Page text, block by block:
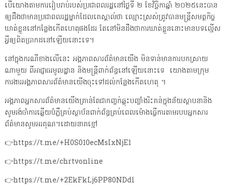
បើយោងតាមការរៀបរាប់របស់ប្រជាពលរដ្ឋនៅថ្ងៃទី ២ ខែវិច្ឆិកាឆ្នាំ ២០២៥នេះបាន
ឲ្យដឹងថាមានប្រជាពលរដ្ឋម្នាក់ដែលគេស្គាល់ថា ឈ្មោះស្រស់ត្រូវបានមន្ត្រីសមត្ថកិច្ច
ឃាត់ខ្លួននៅកន្លែងកើតហេតុផងដែរ តែនៅមិនដឹងថាការឃាត់ខ្លួននោះមានបទល្មើស
អ្វីឲ្យពិតប្រាកដនៅឡើយនោះទេ។
នៅក្នុងករណីខាងលើនេះ អង្គភាពសារព័ត៌មានយើង មិនទាន់មានការបកស្រាយ
ណាមួយ ពីអាជ្ញាធរមូលដ្ឋាន និងមន្ត្រីពាក់ព័ន្ធនៅឡើយនោះទេ យោងតាមក្រុម
ការងារអង្គភាពសារព័ត៌មានយើងចុះទៅដល់កន្លែងកើតហេតុ ។
អង្គភាពអ្នកសារព័ត៌មានយើងគ្រាន់តែជាកញ្ចក់ឆ្លុះបញ្ចាំងរិះគន់ក្នុងន័យស្ថាបនានិង
សូមរង់ចាំការឆ្លើយបំភ្លឺគ្រប់ស្ថាប័នពាក់ព័ន្ធគ្រប់ពេលម៉ោងធ្វើការតាមរបបអ្នកសារ
ព័ត៌មានសូមអរគុណ។ដោយនាគខ្មៅ
👉https://t.me/+H0S010ecMsIxNjE1
👉https://t.me/chrtvonline
👉https://t.me/+2EkFkLj6PP80NDdl